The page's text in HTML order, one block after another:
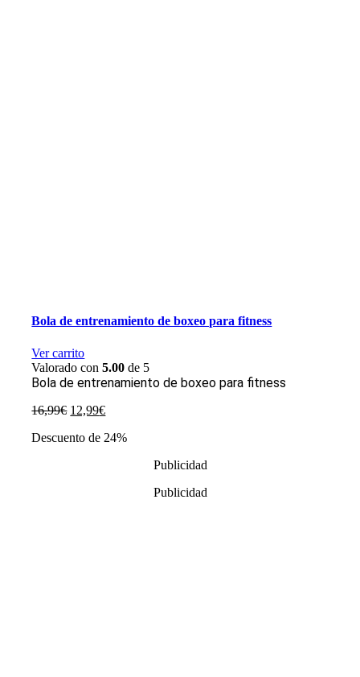
Bola de entrenamiento de boxeo para fitness
Ver carrito
Valorado con5.00 de 5
Bola de entrenamiento de boxeo para fitness
16,99€ El
original
12,99€El
actual
Descuento de 24%
Publicidad
Publicidad